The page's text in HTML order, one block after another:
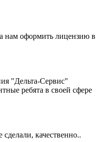
оформить лицензию в
"Дельта-Сервис"
ребята в своей сфере
качественно..